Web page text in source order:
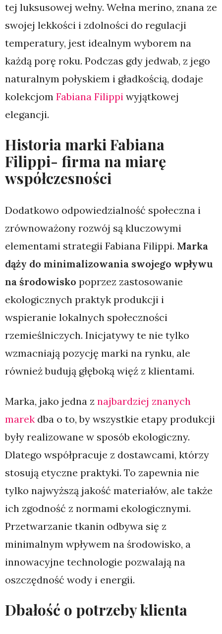
tej luksusowej wełny. Wełna merino, znana ze
swojej lekkości i zdolności do regulacji
temperatury, jest idealnym wyborem na
każdą porę roku. Podczas gdy jedwab, z jego
naturalnym połyskiem i gładkością, dodaje
kolekcjom Fabiana Filippi wyjątkowej
elegancji.
Historia marki Fabiana
Filippi- firma na miarę
współczesności
Dodatkowo odpowiedzialność społeczna i
zrównoważony rozwój są kluczowymi
elementami strategii Fabiana Filippi. Marka
dąży do minimalizowania swojego wpływu
na środowisko poprzez zastosowanie
ekologicznych praktyk produkcji i
wspieranie lokalnych społeczności
rzemieślniczych. Inicjatywy te nie tylko
wzmacniają pozycję marki na rynku, ale
również budują głęboką więź z klientami.
Marka, jako jedna z najbardziej znanych
marek dba o to, by wszystkie etapy produkcji
były realizowane w sposób ekologiczny.
Dlatego współpracuje z dostawcami, którzy
stosują etyczne praktyki. To zapewnia nie
tylko najwyższą jakość materiałów, ale także
ich zgodność z normami ekologicznymi.
Przetwarzanie tkanin odbywa się z
minimalnym wpływem na środowisko, a
innowacyjne technologie pozwalają na
oszczędność wody i energii.
Dbałość o potrzeby klienta